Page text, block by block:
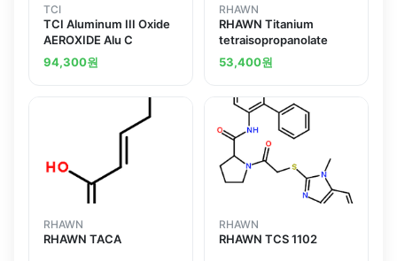
TCI
TCI Aluminum III Oxide
AEROXIDE Alu C
94,300원
RHAWN
RHAWN Titanium
tetraisopropanolate
53,400원
RHAWN
RHAWN TACA
RHAWN
RHAWN TCS 1102